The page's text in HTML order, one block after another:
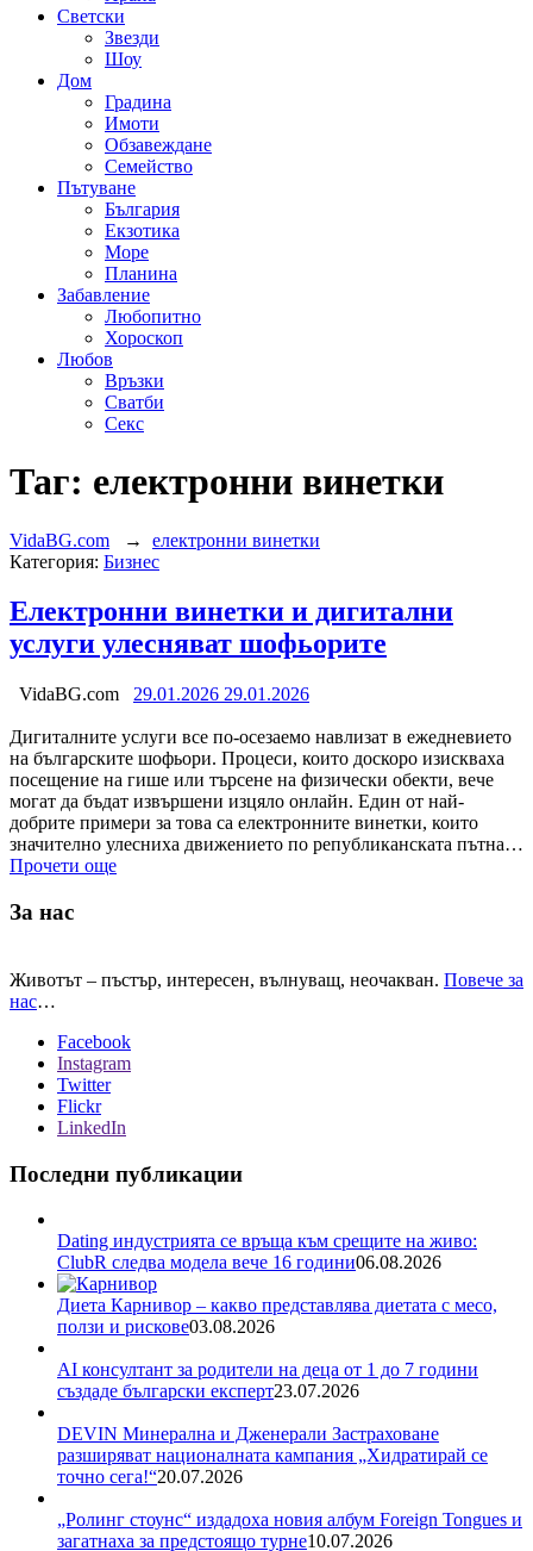
Светски
Звезди
Шоу
Дом
Градина
Имоти
Обзавеждане
Семейство
Пътуване
България
Екзотика
Море
Планина
Забавление
Любопитно
Хороскоп
Любов
Връзки
Сватби
Секс
Таг: електронни винетки
VidaBG.com → електронни винетки
Категория: Бизнес
Електронни винетки и дигитални
услуги улесняват шофьорите
VidaBG.com 29.01.2026 29.01.2026
Дигиталните услуги все по-осезаемо навлизат в ежедневието
на българските шофьори. Процеси, които доскоро изискваха
посещение на гише или търсене на физически обекти, вече
могат да бъдат извършени изцяло онлайн. Един от най-
добрите примери за това са електронните винетки, които
значително улесниха движението по републиканската пътна…
Прочети още
За нас
Животът – пъстър, интересен, вълнуващ, неочакван. Повече за
нас…
Facebook
Instagram
Twitter
Flickr
LinkedIn
Последни публикации
Dating индустрията се връща към срещите на живо:
ClubR следва модела вече 16 години06.08.2026
Диета Карнивор – какво представлява диетата с месо,
ползи и рискове03.08.2026
AI консултант за родители на деца от 1 до 7 години
създаде български експерт23.07.2026
DEVIN Минерална и Дженерали Застраховане
разширяват националната кампания „Хидратирай се
точно сега!“20.07.2026
„Ролинг стоунс“ издадоха новия албум Foreign Tongues и
загатнаха за предстоящо турне10.07.2026